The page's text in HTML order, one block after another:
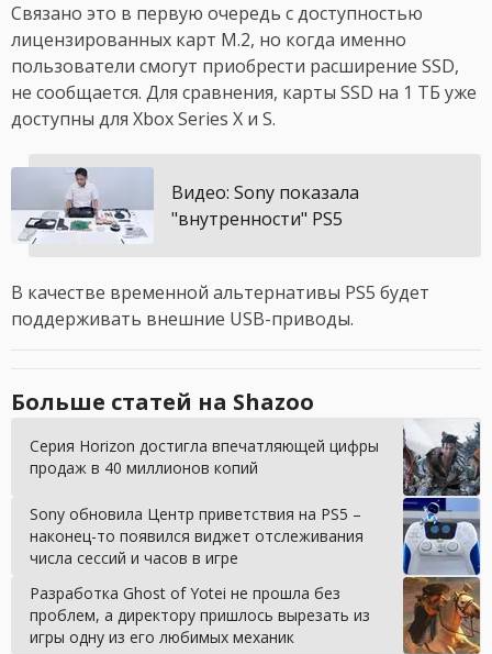
Связано это в первую очередь с доступностью
лицензированных карт M.2, но когда именно
пользователи смогут приобрести расширение SSD,
не сообщается. Для сравнения, карты SSD на 1 ТБ уже
доступны для Xbox Series X и S.
Видео: Sony показала
"внутренности" PS5
В качестве временной альтернативы PS5 будет
поддерживать внешние USB-приводы.
Больше статей на Shazoo
Серия Horizon достигла впечатляющей цифры
продаж в 40 миллионов копий
Sony обновила Центр приветствия на PS5 –
наконец-то появился виджет отслеживания
числа сессий и часов в игре
Разработка Ghost of Yotei не прошла без
проблем, а директору пришлось вырезать из
игры одну из его любимых механик